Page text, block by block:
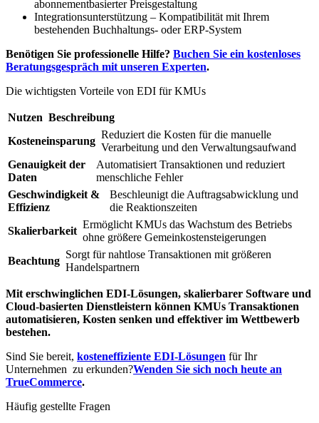
abonnementbasierter Preisgestaltung
Integrationsunterstützung – Kompatibilität mit Ihrem
bestehenden Buchhaltungs- oder ERP-System
Benötigen Sie professionelle Hilfe? Buchen Sie ein kostenloses
Beratungsgespräch mit unseren Experten.
Die wichtigsten Vorteile von EDI für KMUs
Nutzen Beschreibung
Kosteneinsparung
Reduziert die Kosten für die manuelle
Verarbeitung und den Verwaltungsaufwand
Genauigkeit der
Daten
Automatisiert Transaktionen und reduziert
menschliche Fehler
Geschwindigkeit &
Effizienz
Beschleunigt die Auftragsabwicklung und
die Reaktionszeiten
Skalierbarkeit
Ermöglicht KMUs das Wachstum des Betriebs
ohne größere Gemeinkostensteigerungen
Beachtung
Sorgt für nahtlose Transaktionen mit größeren
Handelspartnern
Mit erschwinglichen EDI-Lösungen, skalierbarer Software und
Cloud-basierten Dienstleistern können KMUs Transaktionen
automatisieren, Kosten senken und effektiver im Wettbewerb
bestehen.
Sind Sie bereit, kosteneffiziente EDI-Lösungen für Ihr
Unternehmen zu erkunden?Wenden Sie sich noch heute an
TrueCommerce.
Häufig gestellte Fragen